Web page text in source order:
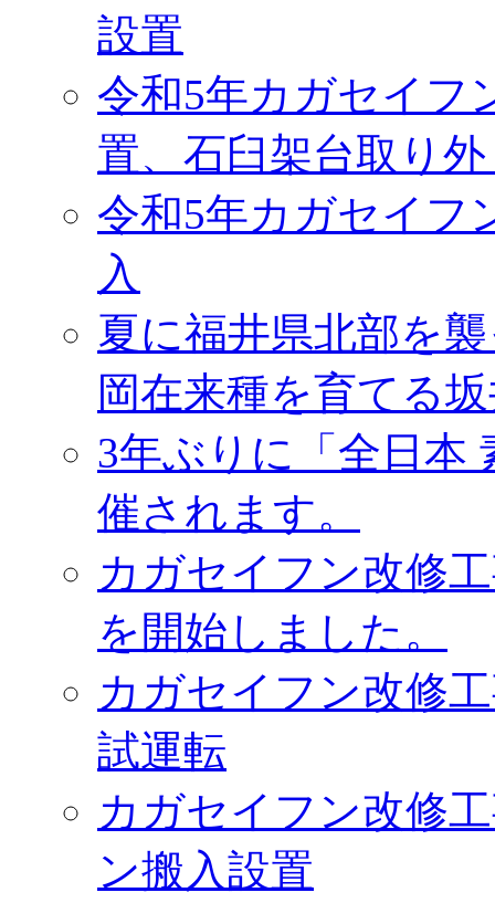
設置
令和5年カガセイフ
置、石臼架台取り
令和5年カガセイフ
入
夏に福井県北部を
岡在来種を育てる
3年ぶりに「全日本
催されます。
カガセイフン改修
を開始しました。
カガセイフン改修
試運転
カガセイフン改修
ン搬入設置